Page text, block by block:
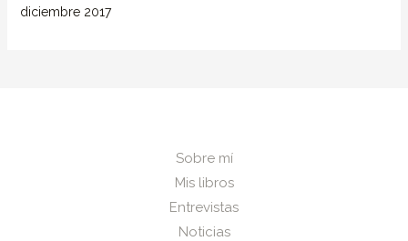
diciembre 2017
Sobre mí
Mis libros
Entrevistas
Noticias